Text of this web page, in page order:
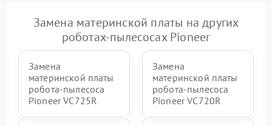
Замена материнской платы на других
роботах-пылесосах Pioneer
Замена
материнской платы
робота-пылесоса
Pioneer VC725R
Замена
материнской платы
робота-пылесоса
Pioneer VC720R